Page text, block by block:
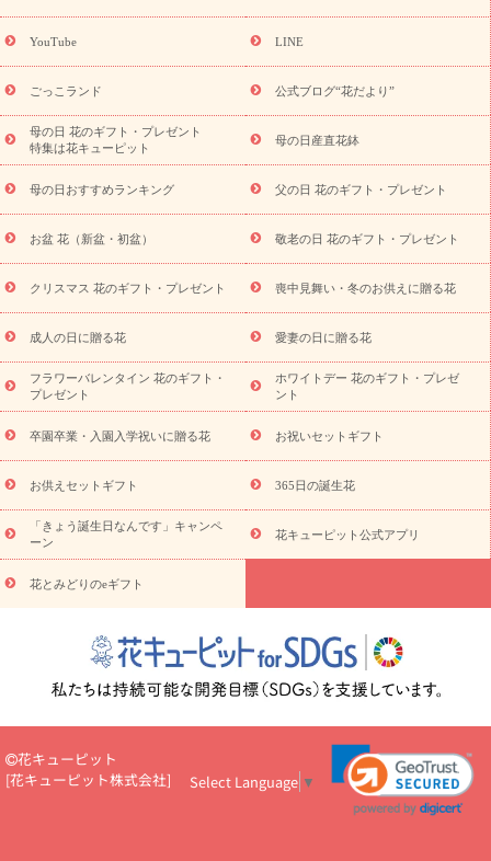
9月の誕生花(リンドウ)
ら探す
お祝いの花特集 当日配達特急便 お祝い商品一覧
念日
結婚祝い 出産祝い 退院祝い・快気祝い
寿祝い
プチギフト ペットのお祝いフラワー
お供え・お悔やみの花
四十九日法要以降に贈る花
通夜・葬儀
に贈る花
お供え お花とセットギフト
お供え プリザーブドフラ
ワー
ペットのお供えフラワー お盆（新盆・初盆）
その他
お祝い返し
お見舞い お取り寄せギフト ビジネス用
ご自宅
用
観葉植物 ミディ胡蝶蘭 プリザーブドフラワー
スタイル
から探す
アレンジメント 花束 スタンド花 お祝い
お供
え・お悔やみ
胡蝶蘭・花鉢
ミディ胡蝶蘭・お祝い
ミディ胡蝶蘭・お供え
世界初の青色胡蝶蘭 観葉植物
観葉植
物
産直多肉植物 プリザーブドフラワー お祝い
お供え・お
悔やみ
花とセットギフト セミオーダー
プチギフト
（hanamore -ハナモア-）
花とみどりのeギフト
トのeGfit
カラー ピンク イエローオレンジ レッド
お花の
種類
バラ ユリ トルコキキョウ 予算から探す
お祝い・3000円～ お祝い・4000円～ お祝い・5000円～
お
祝い・7000円～ お祝い・10000円～ お供え・お悔やみ
え・お悔やみ・3000円～ お供え・お悔やみ・5000円～
お供
え・お悔やみ・7000円～
365日の誕生花カレンダー
いのマナー
定年退職祝いのマナー
お祝いを贈るときのマナー・
花キューピットのお祝いコラム一覧
誕生日のお花を「色
彩心理学」で選ぶ方法
結婚祝いの予算相場
出産祝いお役立ち情
報
転職祝いのマナー基礎知識
ペットのお祝いワンポイントアド
お見舞いのマナーとル
ール
新築引っ越し祝いコラム お祝い花のマナー総まとめ
職
場上司や先輩へ贈るお祝い花の正解は？
開店祝いの花 選び方ガイ
YouTube LINE
ごっこランド 公式ブログ“花だより”
母の日 花のギフト・プレゼント
特集は花キューピット
母の日産直花鉢
母の日おすすめランキング 父の日 花のギフト・プレゼント
お盆 花（新盆・初盆） 敬老の日 花のギフト・プレゼント
クリスマス 花のギフト・プレゼント 喪中見舞い・冬のお供えに贈る花
成人の日に贈る花 愛妻の日に贈る花
フラワーバレンタイン 花のギフト・
プレゼント
ホワイトデー 花のギフト・プレゼ
ント
卒園卒業・入園入学祝いに贈る花 お祝いセットギフト
お供えセットギフト 365日の誕生花
「きょう誕生日なんです」キャンペ
ーン
花キューピット公式アプリ
花とみどりのeギフト
花キューピット
[花キューピット株式会社] Select Language ▼